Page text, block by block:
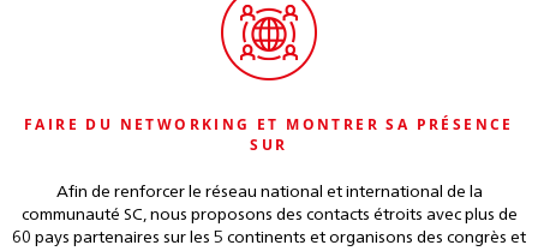
FAIRE DU NETWORKING ET MONTRER SA PRÉSENCE
SUR
Afin de renforcer le réseau national et international de la
communauté SC, nous proposons des contacts étroits avec plus de
60 pays partenaires sur les 5 continents et organisons des congrès et